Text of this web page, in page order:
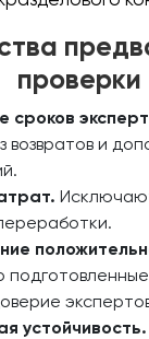
проверки
сроков
возвратов и
экспертов
устойчивость.